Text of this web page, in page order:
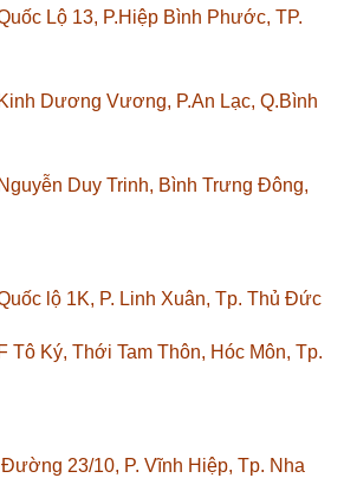
Lộ 13, P.Hiệp Bình Phước, TP.
Dương Vương, P.An Lạc, Q.Bình
Duy Trinh, Bình Trưng Đông,
lộ 1K, P. Linh Xuân, Tp. Thủ Đức
Tô Ký, Thới Tam Thôn, Hóc Môn, Tp.
23/10, P. Vĩnh Hiệp, Tp. Nha